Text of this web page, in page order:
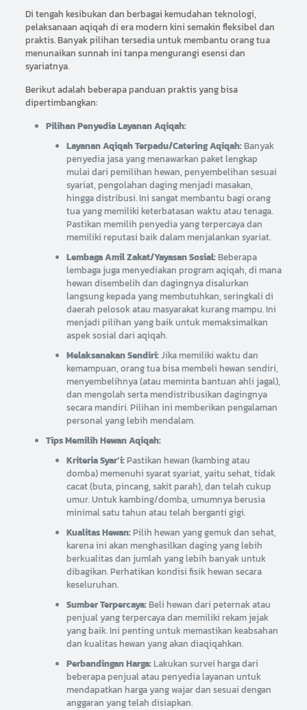
Di tengah kesibukan dan berbagai kemudahan teknologi,
pelaksanaan aqiqah di era modern kini semakin fleksibel dan
praktis. Banyak pilihan tersedia untuk membantu orang tua
menunaikan sunnah ini tanpa mengurangi esensi dan
syariatnya.
Berikut adalah beberapa panduan praktis yang bisa
dipertimbangkan:
Pilihan Penyedia Layanan Aqiqah:
Layanan Aqiqah Terpadu/Catering Aqiqah:Banyak
penyedia jasa yang menawarkan paket lengkap
mulai dari pemilihan hewan, penyembelihan sesuai
syariat, pengolahan daging menjadi masakan,
hingga distribusi. Ini sangat membantu bagi orang
tua yang memiliki keterbatasan waktu atau tenaga.
Pastikan memilih penyedia yang terpercaya dan
memiliki reputasi baik dalam menjalankan syariat.
Lembaga Amil Zakat/Yayasan Sosial:Beberapa
lembaga juga menyediakan program aqiqah, di mana
hewan disembelih dan dagingnya disalurkan
langsung kepada yang membutuhkan, seringkali di
daerah pelosok atau masyarakat kurang mampu. Ini
menjadi pilihan yang baik untuk memaksimalkan
aspek sosial dari aqiqah.
Melaksanakan Sendiri:Jika memiliki waktu dan
kemampuan, orang tua bisa membeli hewan sendiri,
menyembelihnya (atau meminta bantuan ahli jagal),
dan mengolah serta mendistribusikan dagingnya
secara mandiri. Pilihan ini memberikan pengalaman
personal yang lebih mendalam.
Tips Memilih Hewan Aqiqah:
Kriteria Syar’i:Pastikan hewan (kambing atau
domba) memenuhi syarat syariat, yaitu sehat, tidak
cacat (buta, pincang, sakit parah), dan telah cukup
umur. Untuk kambing/domba, umumnya berusia
minimal satu tahun atau telah berganti gigi.
Kualitas Hewan:Pilih hewan yang gemuk dan sehat,
karena ini akan menghasilkan daging yang lebih
berkualitas dan jumlah yang lebih banyak untuk
dibagikan. Perhatikan kondisi fisik hewan secara
keseluruhan.
Sumber Terpercaya:Beli hewan dari peternak atau
penjual yang terpercaya dan memiliki rekam jejak
yang baik. Ini penting untuk memastikan keabsahan
dan kualitas hewan yang akan diaqiqahkan.
Perbandingan Harga:Lakukan survei harga dari
beberapa penjual atau penyedia layanan untuk
mendapatkan harga yang wajar dan sesuai dengan
anggaran yang telah disiapkan.